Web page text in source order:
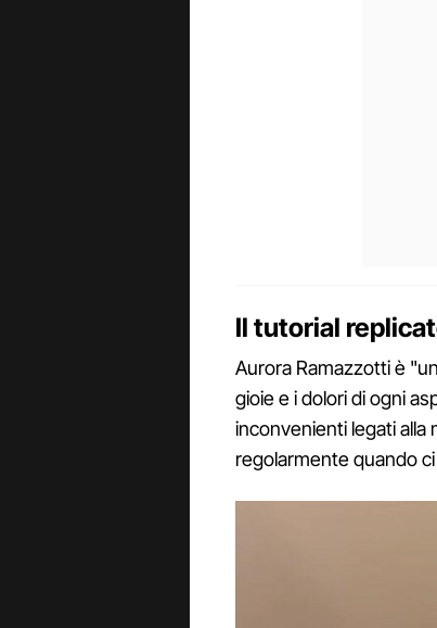
Il tutorial
Aurora Ramazzotti è
gioie e i dolori di ogni
inconvenienti legati alla
regolarmente quando